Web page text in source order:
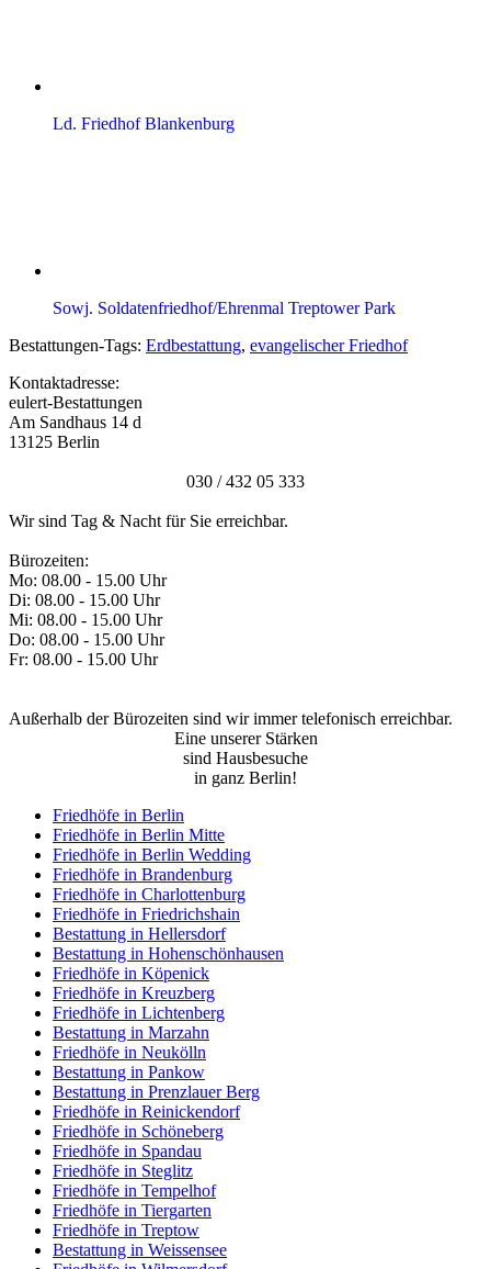
Ld. Friedhof Blankenburg
Sowj. Soldatenfriedhof/Ehrenmal Treptower Park
Bestattungen-Tags: Erdbestattung, evangelischer Friedhof
Kontaktadresse:
eulert-Bestattungen
Am Sandhaus 14 d
13125 Berlin
030 / 432 05 333
Wir sind Tag & Nacht für Sie erreichbar.
Bürozeiten:
Mo: 08.00 - 15.00 Uhr
Di: 08.00 - 15.00 Uhr
Mi: 08.00 - 15.00 Uhr
Do: 08.00 - 15.00 Uhr
Fr: 08.00 - 15.00 Uhr
Außerhalb der Bürozeiten sind wir immer telefonisch erreichbar.
Eine unserer Stärken
sind Hausbesuche
in ganz Berlin!
Friedhöfe in Berlin
Friedhöfe in Berlin Mitte
Friedhöfe in Berlin Wedding
Friedhöfe in Brandenburg
Friedhöfe in Charlottenburg
Friedhöfe in Friedrichshain
Bestattung in Hellersdorf
Bestattung in Hohenschönhausen
Friedhöfe in Köpenick
Friedhöfe in Kreuzberg
Friedhöfe in Lichtenberg
Bestattung in Marzahn
Friedhöfe in Neukölln
Bestattung in Pankow
Bestattung in Prenzlauer Berg
Friedhöfe in Reinickendorf
Friedhöfe in Schöneberg
Friedhöfe in Spandau
Friedhöfe in Steglitz
Friedhöfe in Tempelhof
Friedhöfe in Tiergarten
Friedhöfe in Treptow
Bestattung in Weissensee